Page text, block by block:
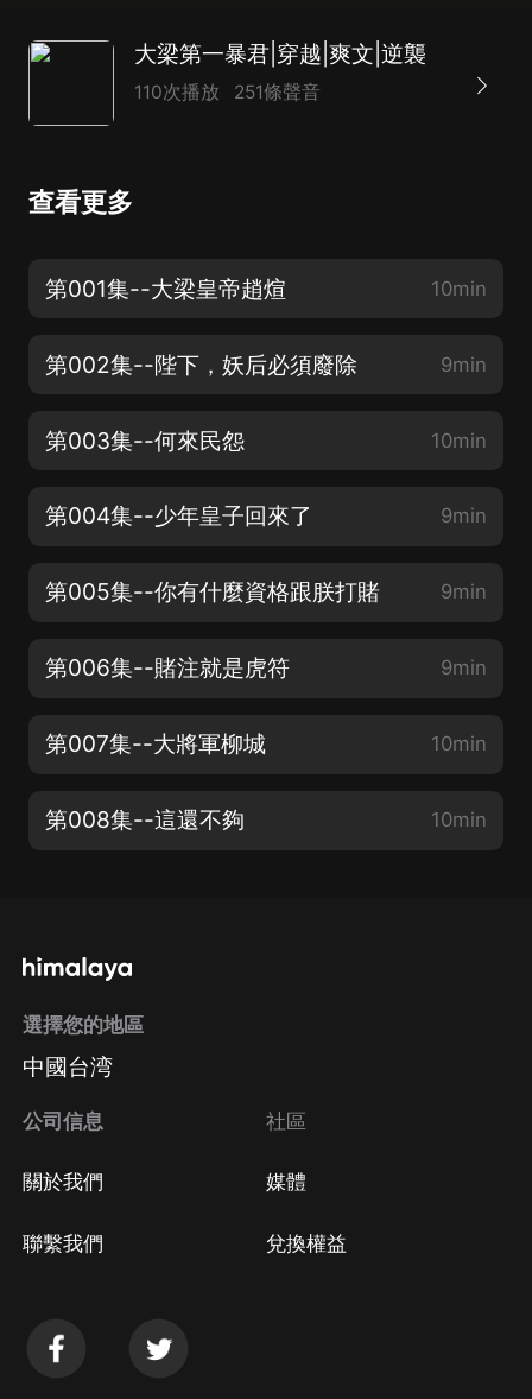
大梁第一暴君|穿越|爽文|逆襲
110次播放 251條聲音
查看更多
第001集--大梁皇帝趙煊 10min
第002集--陛下，妖后必須廢除 9min
第003集--何來民怨 10min
第004集--少年皇子回來了 9min
第005集--你有什麼資格跟朕打賭 9min
第006集--賭注就是虎符 9min
第007集--大將軍柳城 10min
第008集--這還不夠 10min
選擇您的地區
中國台湾
公司信息
關於我們
聯繫我們
社區
媒體
兌換權益